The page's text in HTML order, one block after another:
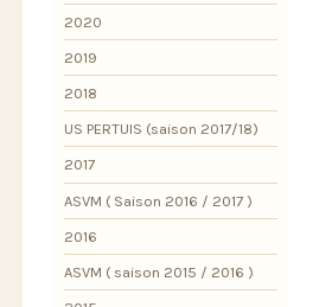
2020
2019
2018
US PERTUIS (saison 2017/18)
2017
ASVM ( Saison 2016 / 2017 )
2016
ASVM ( saison 2015 / 2016 )